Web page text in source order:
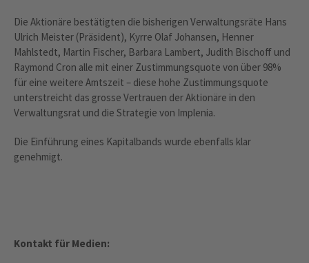
Die Aktionäre bestätigten die bisherigen Verwaltungsräte Hans
Ulrich Meister (Präsident), Kyrre Olaf Johansen, Henner
Mahlstedt, Martin Fischer, Barbara Lambert, Judith Bischoff und
Raymond Cron alle mit einer Zustimmungsquote von über 98%
für eine weitere Amtszeit – diese hohe Zustimmungsquote
unterstreicht das grosse Vertrauen der Aktionäre in den
Verwaltungsrat und die Strategie von Implenia.
Die Einführung eines Kapitalbands wurde ebenfalls klar
genehmigt.
Kontakt für Medien: